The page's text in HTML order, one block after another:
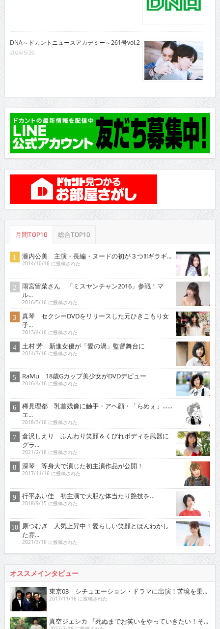
DNA～ドカントニュースアカデミー～261号vol.2
2024/5/20
月間TOP10 総合TOP10
瀧内公美 主演・長編・ヌードの初が３つ!!!ギラギ...
2014/10/16 に投稿された
雨宮留菜さん 「ミスヤンチャン2016」参戦！マ
ル...
2016/5/16 に投稿された
真琴 セクシーDVDをリリースした元ひきこもり女
子...
2013/4/16 に投稿された
土村 芳 新進女優が「愛の渦」監督舞台に
2014/7/16 に投稿された
RaMu 18歳Gカップ美少女がDVDデビュー
2016/4/16 に投稿された
稀見理都 乳首残像に触手・アヘ顔・「らめぇ」……
エ...
2018/3/16 に投稿された
倉沢しえり ふんわり笑顔＆くびれボディを武器に
グラ...
2021/2/16 に投稿された
深琴 等身大で演じた初主演作品が公開！
2017/11/16 に投稿された
行平あい佳 初主演で大胆な体当たり艶技を…
2018/9/15 に投稿された
原つむぎ 人気上昇中！愛らしい笑顔とほんわかし
た雰...
2021/3/16 に投稿された
オススメインタビュー
東京03 シチュエーション・ドラマに出演！苦境を乗...
2017/11/16 に投稿された
真空ジェシカ 『死ぬまでお笑いをやっていきたい！そ...